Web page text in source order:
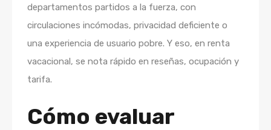
departamentos partidos a la fuerza, con
circulaciones incómodas, privacidad deficiente o
una experiencia de usuario pobre. Y eso, en renta
vacacional, se nota rápido en reseñas, ocupación y
tarifa.
Cómo evaluar